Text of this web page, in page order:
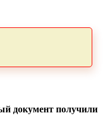
документ получили